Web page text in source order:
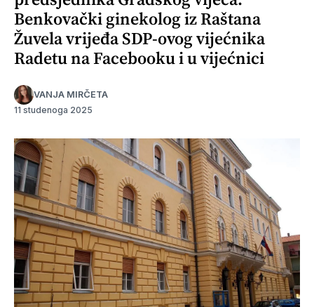
Benkovački ginekolog iz Raštana
Žuvela vrijeđa SDP-ovog vijećnika
Radetu na Facebooku i u vijećnici
VANJA MIRČETA
11 studenoga 2025